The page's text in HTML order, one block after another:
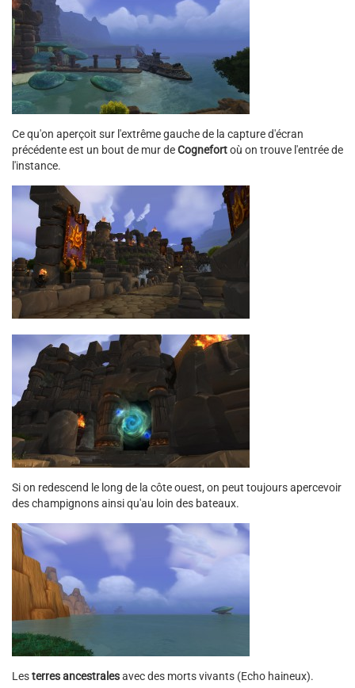
Ce qu'on aperçoit sur l'extrême gauche de la capture d'écran
précédente est un bout de mur deCognefortoù on trouve l'entrée de
l'instance.
Si on redescend le long de la côte ouest, on peut toujours apercevoir
des champignons ainsi qu'au loin des bateaux.
Lesterres ancestralesavec des morts vivants (Echo haineux).